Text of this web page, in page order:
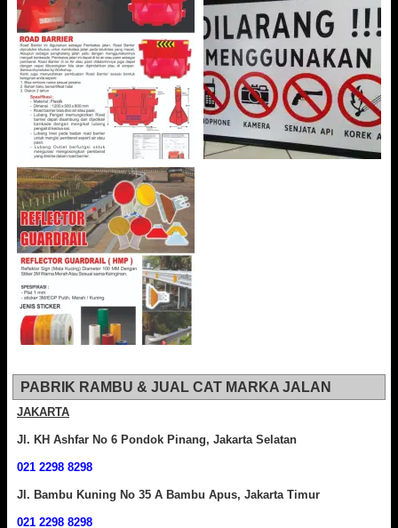
PABRIK RAMBU & JUAL CAT MARKA JALAN
JAKARTA
Jl. KH Ashfar No 6 Pondok Pinang, Jakarta Selatan
021 2298 8298
Jl. Bambu Kuning No 35 A Bambu Apus, Jakarta Timur
021 2298 8298